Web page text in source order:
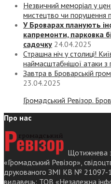
Незвичний меморіал у
мистецтво чи порушення
У Броварах планують
капремонти, парковка
садочку 24.04.2025
Страшна ніч у столиці!
наймасштабнішої атаки з
Завтра в Броварській
23.04.2025
Громадський Ревізор.
Про нас
Щотижнева
«Громадський Ревізор»,
друкованого ЗМІ КВ № 21097-
видавець: ТОВ «Незалежна